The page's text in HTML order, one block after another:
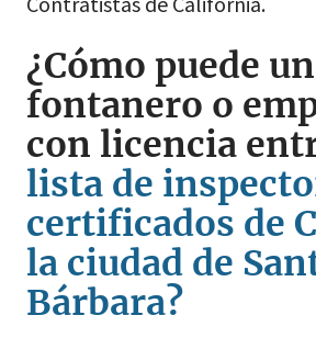
¿Cómo puede un
fontanero o
con licencia
lista de
certificados de
la ciudad de
Bárbara?